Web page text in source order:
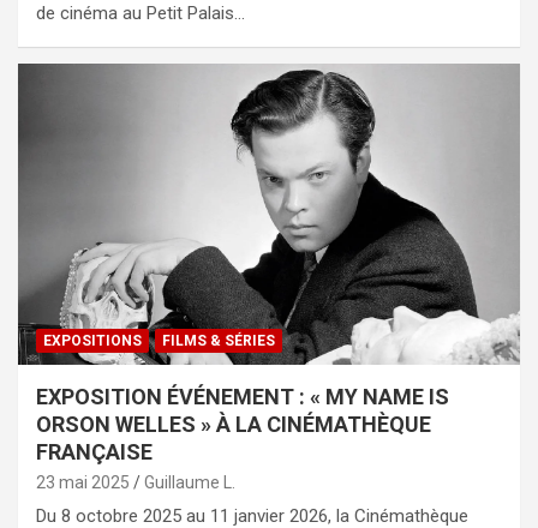
de cinéma au Petit Palais…
EXPOSITIONS FILMS & SÉRIES
EXPOSITION ÉVÉNEMENT : « MY NAME IS
ORSON WELLES » À LA CINÉMATHÈQUE
FRANÇAISE
23 mai 2025 Guillaume L.
Du 8 octobre 2025 au 11 janvier 2026, la Cinémathèque